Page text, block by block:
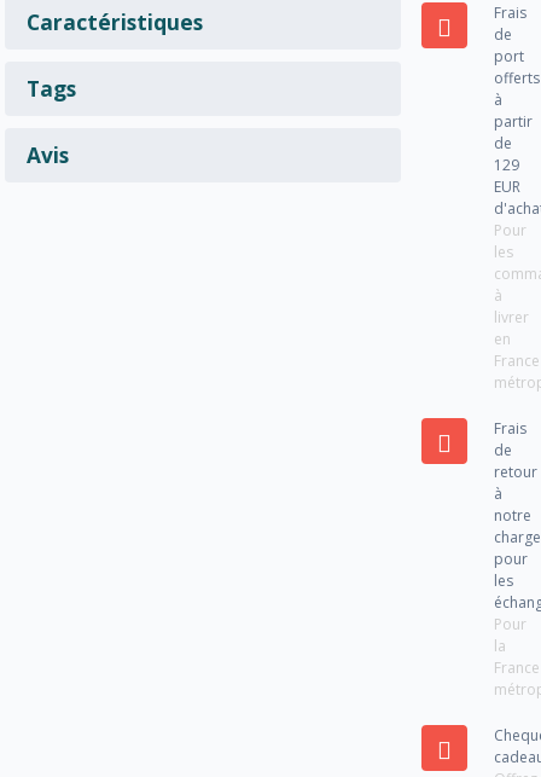
Caractéristiques
Tags
Avis
Frais
de
port
offerts
à
partir
de
129
EUR
Pour
les
à
livrer
en
France
Frais
de
retour
à
notre
charge
pour
les
Pour
la
France